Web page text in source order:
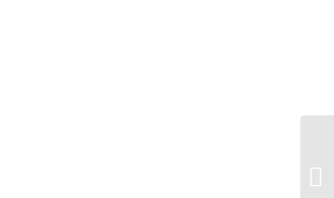
درس خارج مهدويت ‌ – 90/10/18...